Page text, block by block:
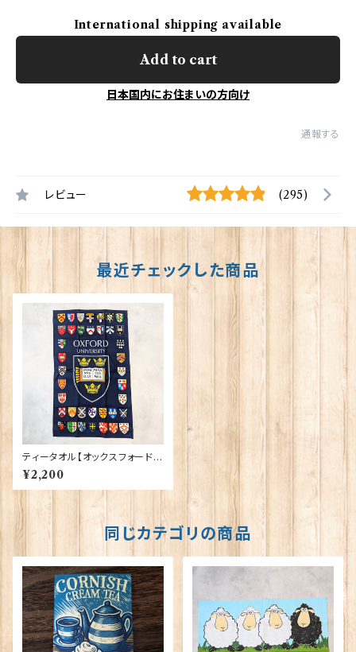
International shipping available
Add to cart
日本国内にお住まいの方向け
通報する
レビュー (295)
最近チェックした商品
ティータオル【オックスフォード大
学紋章】Elgate Products 50
001-K
¥2,200
同じカテゴリの商品